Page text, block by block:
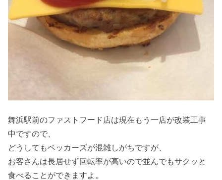
舞浜駅前のファストフード店は現在もう一店が改装工事
中ですので、
どうしてもベッカーズが混雑しがちですが、
お客さんは長居せず回転率が高いので並んでもサクッと
食べることができますよ。